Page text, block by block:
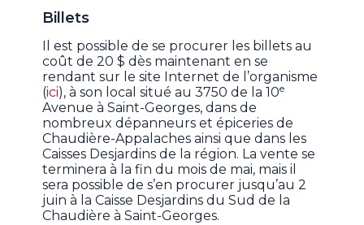
Billets
Il est possible de se procurer les billets au
coût de 20 $ dès maintenant en se
rendant sur le site Internet de l’organisme
(ici), à son local situé au 3750 de la 10e
Avenue à Saint-Georges, dans de
nombreux dépanneurs et épiceries de
Chaudière-Appalaches ainsi que dans les
Caisses Desjardins de la région. La vente se
terminera à la fin du mois de mai, mais il
sera possible de s’en procurer jusqu’au 2
juin à la Caisse Desjardins du Sud de la
Chaudière à Saint-Georges.